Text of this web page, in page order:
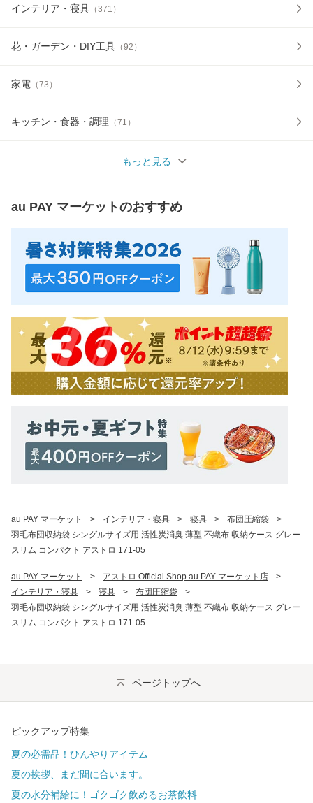
インテリア・寝具 （371 ）
花・ガーデン・DIY工具 （92 ）
家電 （73 ）
キッチン・食器・調理 （71 ）
もっと見る
au PAY マーケットのおすすめ
au PAY マーケット > インテリア・寝具 > 寝具 > 布団圧縮袋
>
羽毛布団収納袋 シングルサイズ用 活性炭消臭 薄型 不織布 収納ケース グレー
スリム コンパクト アストロ 171-05
au PAY マーケット > アストロ Official Shop au PAY マーケット店
>
インテリア・寝具
> 寝具 > 布団圧縮袋
>
羽毛布団収納袋 シングルサイズ用 活性炭消臭 薄型 不織布 収納ケース グレー
スリム コンパクト アストロ 171-05
ページトップへ
ピックアップ特集
夏の必需品！ひんやりアイテム
夏の挨拶、まだ間に合います。
夏の水分補給に！ゴクゴク飲めるお茶飲料